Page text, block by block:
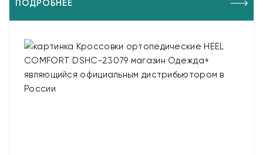
ПОДРОБНЕЕ